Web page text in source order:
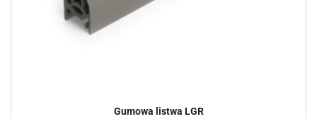
Gumowa listwa LGR